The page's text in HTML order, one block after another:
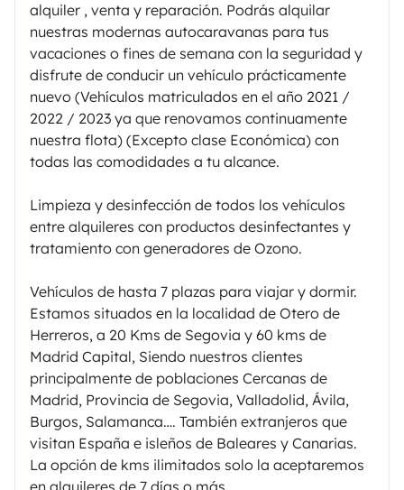
alquiler , venta y reparación. Podrás alquilar
nuestras modernas autocaravanas para tus
vacaciones o fines de semana con la seguridad y
disfrute de conducir un vehículo prácticamente
nuevo (Vehículos matriculados en el año 2021 /
2022 / 2023 ya que renovamos continuamente
nuestra flota) (Excepto clase Económica) con
todas las comodidades a tu alcance.
Limpieza y desinfección de todos los vehículos
entre alquileres con productos desinfectantes y
tratamiento con generadores de Ozono.
Vehículos de hasta 7 plazas para viajar y dormir.
Estamos situados en la localidad de Otero de
Herreros, a 20 Kms de Segovia y 60 kms de
Madrid Capital, Siendo nuestros clientes
principalmente de poblaciones Cercanas de
Madrid, Provincia de Segovia, Valladolid, Ávila,
Burgos, Salamanca…. También extranjeros que
visitan España e isleños de Baleares y Canarias.
La opción de kms ilimitados solo la aceptaremos